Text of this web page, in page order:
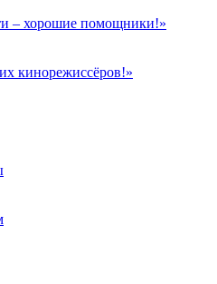
– хорошие помощники!»
кинорежиссёров!»